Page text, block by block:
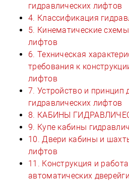
гидравлических лифтов
4. Классификация
5. Кинематические
лифтов
6. Техническая
требования к
лифтов
7. Устройство и принцип
гидравлических лифтов
8. КАБИНЫ
9. Купе кабины
10. Двери кабины и
лифтов
11. Конструкция и
автоматических